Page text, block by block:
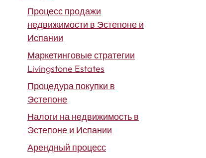
Процесс продажи
недвижимости в Эстепоне и
Испании
Маркетинговые стратегии
Livingstone Estates
Процедура покупки в
Эстепоне
Налоги на недвижимость в
Эстепоне и Испании
Арендный процесс